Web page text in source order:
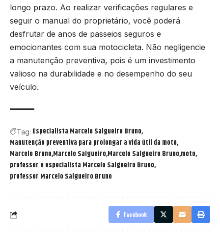
longo prazo. Ao realizar verificações regulares e
seguir o manual do proprietário, você poderá
desfrutar de anos de passeios seguros e
emocionantes com sua motocicleta. Não negligencie
a manutenção preventiva, pois é um investimento
valioso na durabilidade e no desempenho do seu
veículo.
Tag: Especialista Marcelo Salgueiro Bruno
Manutenção preventiva para prolongar a vida útil da moto
Marcelo Bruno Marcelo Salgueiro Marcelo Salgueiro Bruno moto
professor e especialista Marcelo Salgueiro Bruno
professor Marcelo Salgueiro Bruno
Facebook